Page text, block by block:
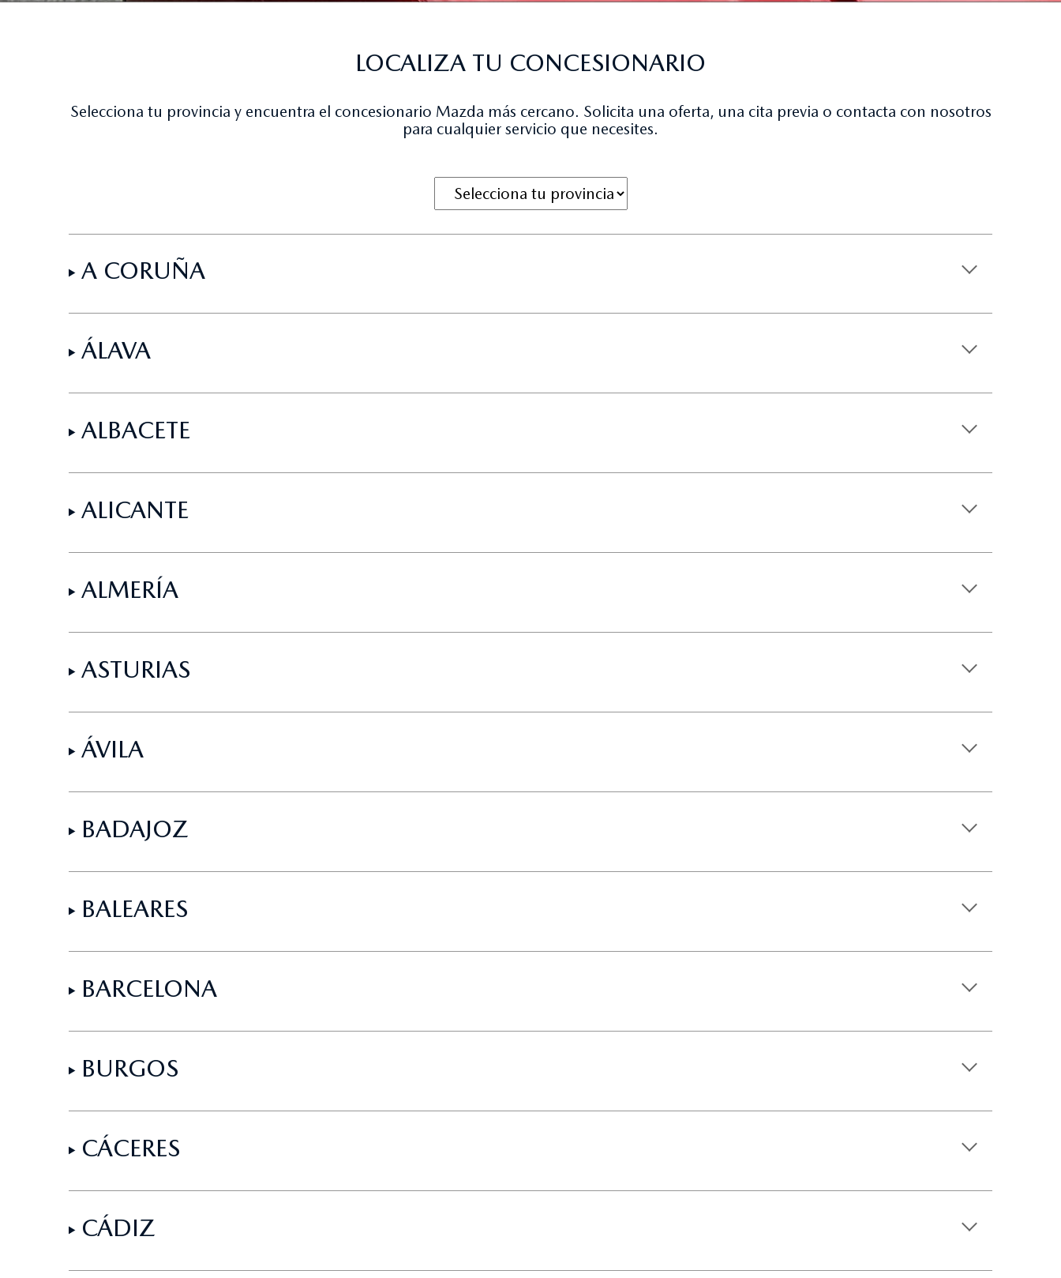
LOCALIZA TU CONCESIONARIO
Selecciona tu provincia y encuentra el concesionario Mazda más cercano. Solicita una oferta, una cita previa o contacta con nosotros
para cualquier servicio que necesites.
A CORUÑA
ÁLAVA
ALBACETE
ALICANTE
ALMERÍA
ASTURIAS
ÁVILA
BADAJOZ
BALEARES
BARCELONA
BURGOS
CÁCERES
CÁDIZ